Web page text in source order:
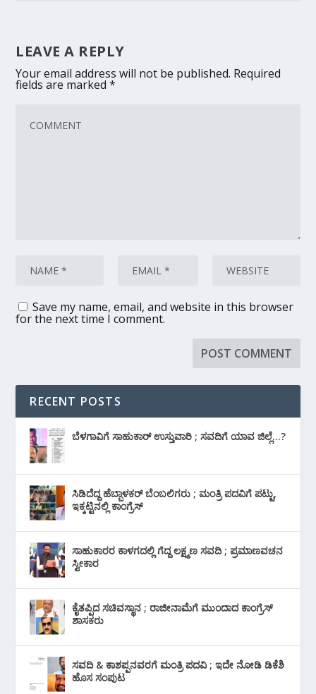
LEAVE A REPLY
Your email address will not be published. Required
fields are marked*
Save my name, email, and website in this browser
for the next time I comment.
RECENT POSTS
ಬೆಳಗಾವಿಗೆ ಸಾಹುಕಾರ್ ಉಸ್ತುವಾರಿ ; ಸವದಿಗೆ ಯಾವ ಜಿಲ್ಲೆ…?
ಸಿಡಿದೆದ್ದ ಹೆಬ್ಬಾಳಕರ್ ಬೆಂಬಲಿಗರು ; ಮಂತ್ರಿ ಪದವಿಗೆ ‌ಪಟ್ಟು,
ಇಕ್ಕಟ್ಟಿನಲ್ಲಿ ಕಾಂಗ್ರೆಸ್
ಸಾಹುಕಾರರ ಕಾಳಗದಲ್ಲಿ ಗೆದ್ದ ಲಕ್ಷ್ಮಣ ಸವದಿ ; ಪ್ರಮಾಣವಚನ
ಸ್ವೀಕಾರ
ಕೈತಪ್ಪಿದ ಸಚಿವಸ್ಥಾನ ; ರಾಜೀನಾಮೆಗೆ ಮುಂದಾದ ಕಾಂಗ್ರೆಸ್
‌ಶಾಸಕರು
ಸವದಿ & ಕಾಶಪ್ಪನವರಗೆ ಮಂತ್ರಿ ಪದವಿ ; ಇದೇ ನೋಡಿ‌ ಡಿಕೆಶಿ
ಹೊಸ ಸಂಪುಟ